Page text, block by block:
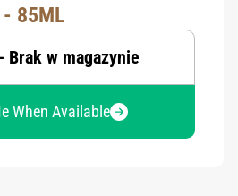
- 85ML
Brak w magazynie
When Available